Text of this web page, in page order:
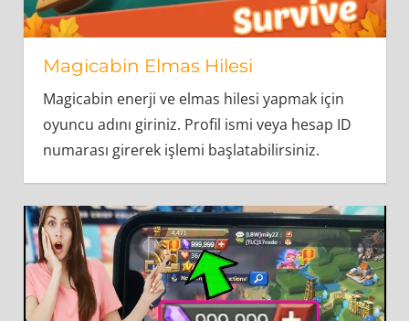
Magicabin Elmas Hilesi
Magicabin enerji ve elmas hilesi yapmak için
oyuncu adını giriniz. Profil ismi veya hesap ID
numarası girerek işlemi başlatabilirsiniz.